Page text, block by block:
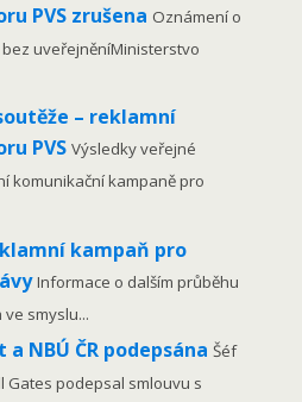
PVS zrušena Oznámení o
uveřejněníMinisterstvo
– reklamní
PVSVýsledky veřejné
komunikační kampaně pro
kampaň pro
Informace o dalším průběhu
smyslu...
NBÚ ČR podepsánaŠéf
Gates podepsal smlouvu s